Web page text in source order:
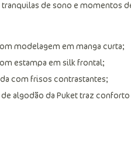
tranquilas de sono e momentos
modelagem em manga curta;
estampa em silk frontal;
com frisos contrastantes;
de algodão da Puket traz